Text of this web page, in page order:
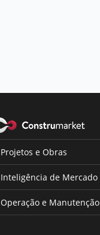
Projetos e Obras
Inteligência de Mercado
Operação e Manutenção